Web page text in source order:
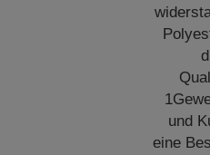
und
eine